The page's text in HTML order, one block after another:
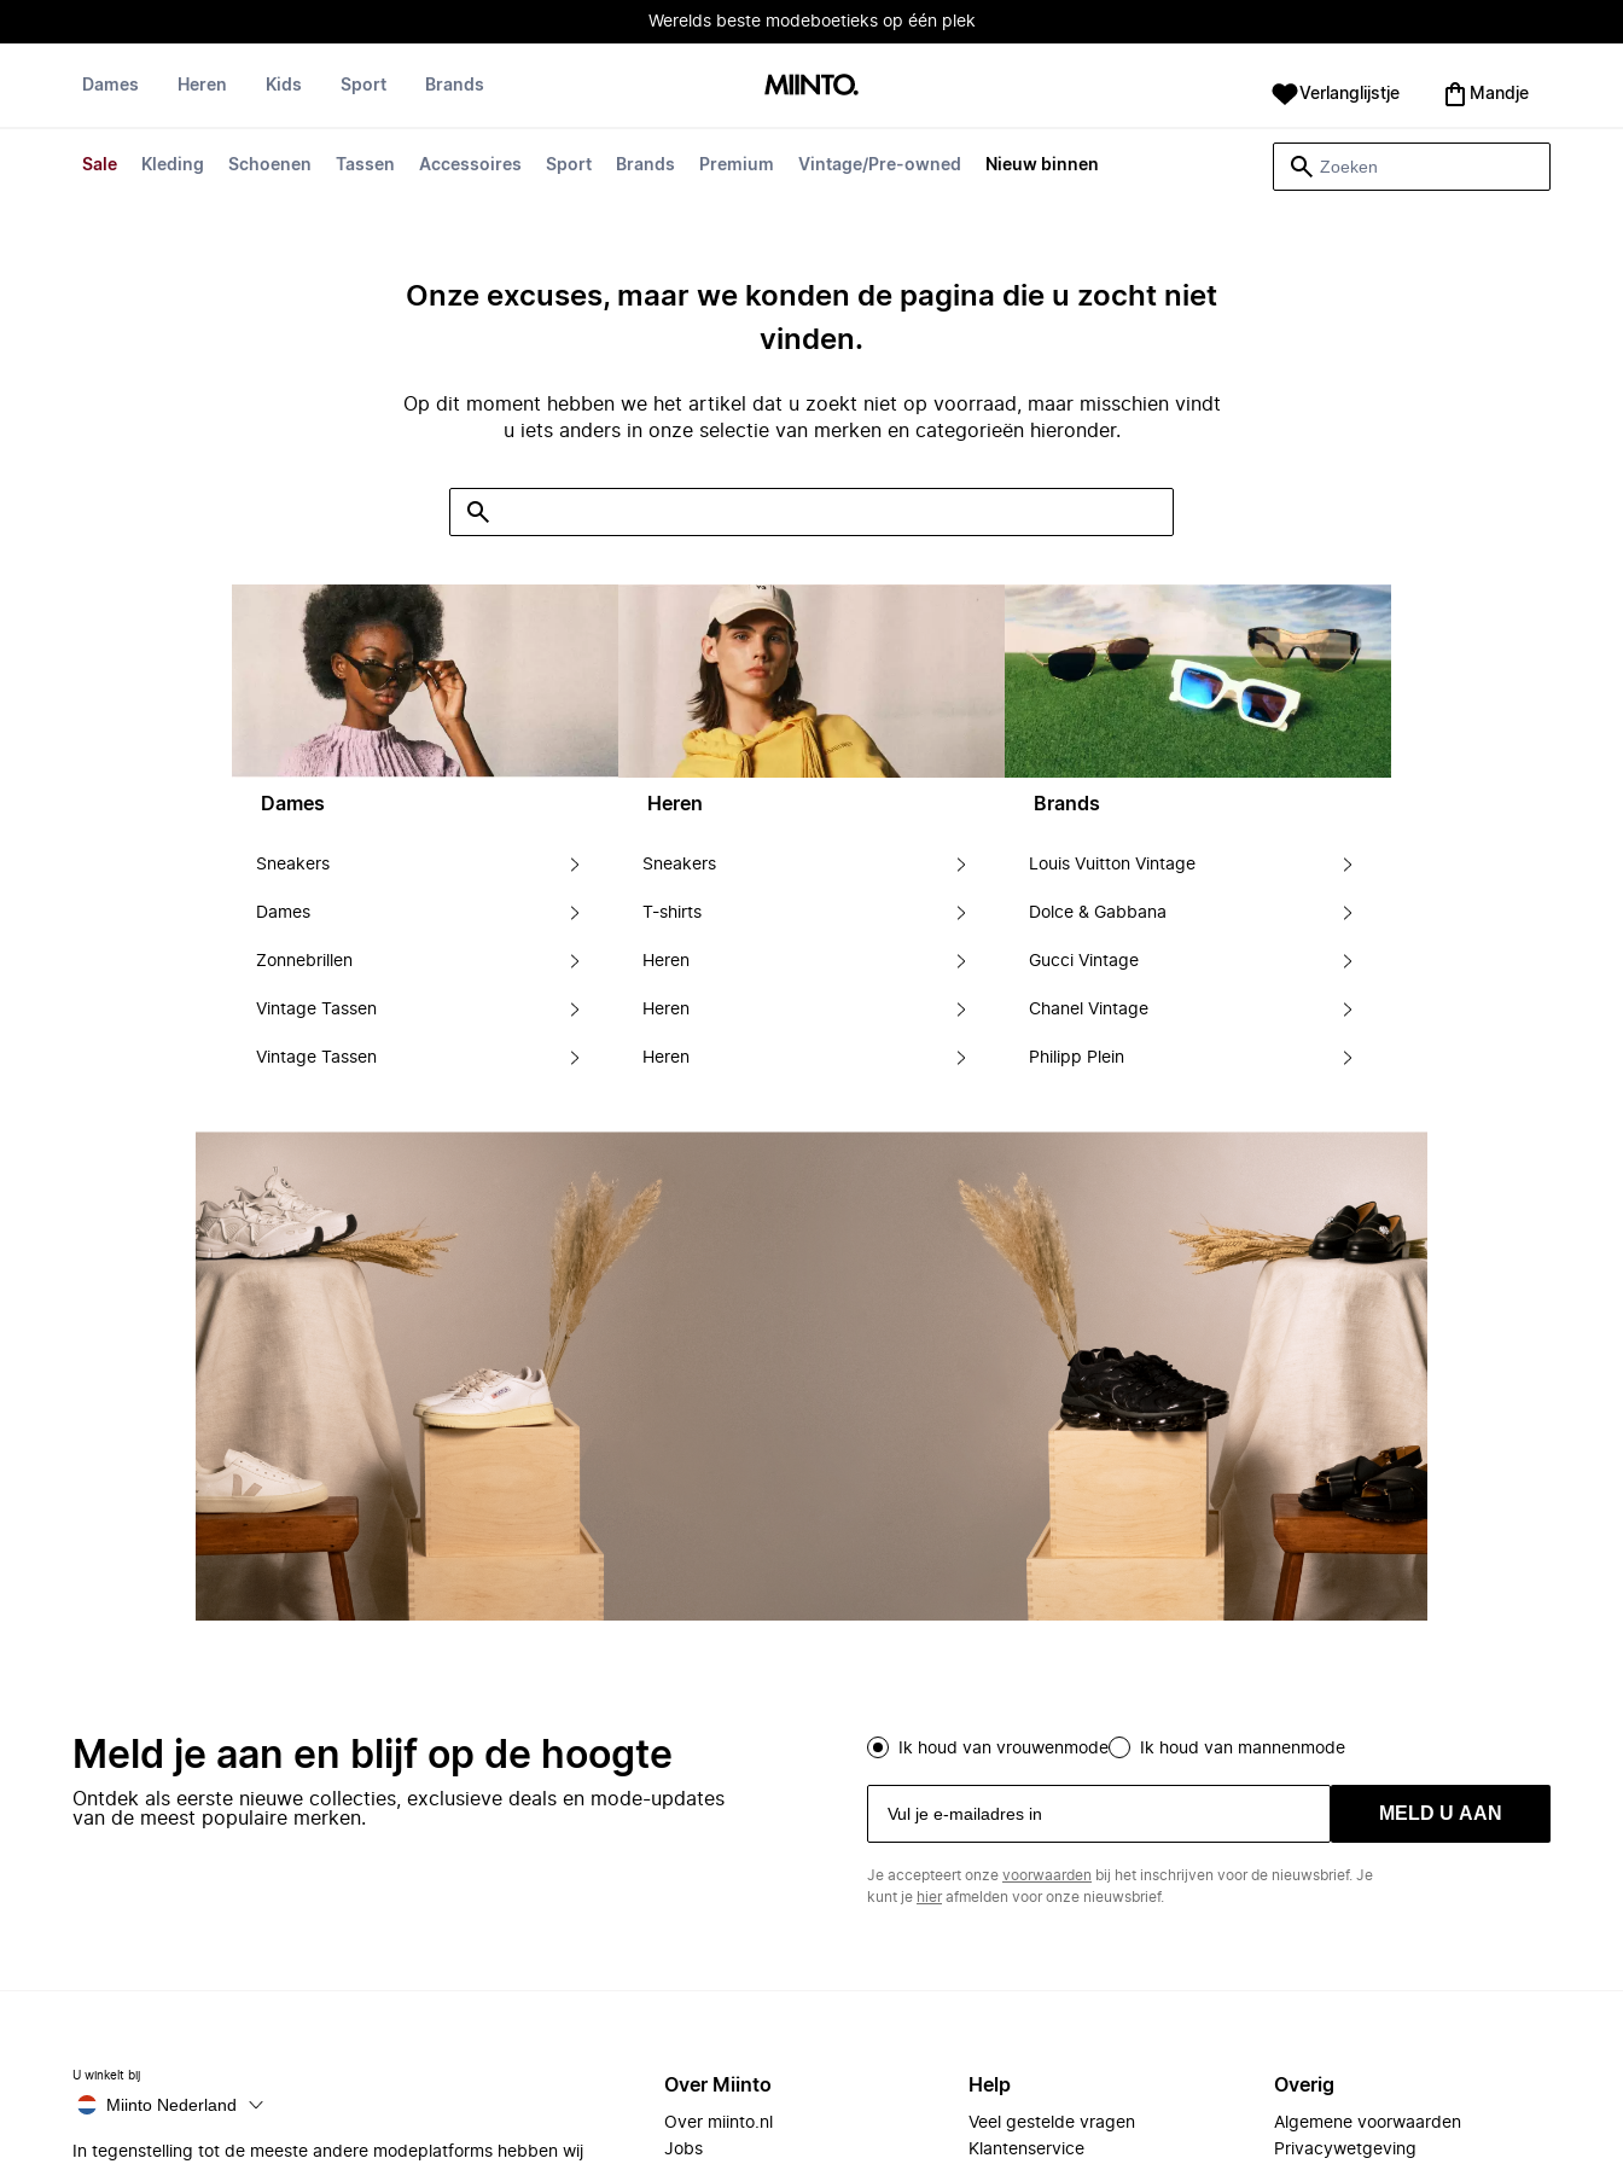
Werelds beste modeboetieks op één plek
Dames
Sale Kleding Schoenen Tassen Accessoires Sport Brands Premium Vintage/Pre-owned Nieuw binnen
Heren Kids Sport Brands Verlanglijstje Mandje
Onze excuses, maar we konden de pagina die u zocht niet
vinden.
Op dit moment hebben we het artikel dat u zoekt niet op voorraad, maar misschien vindt
u iets anders in onze selectie van merken en categorieën hieronder.
Dames
Sneakers
Dames
Zonnebrillen
Vintage Tassen
Vintage Tassen
Heren
Sneakers
T-shirts
Heren
Heren
Heren
Brands
Louis Vuitton Vintage
Dolce & Gabbana
Gucci Vintage
Chanel Vintage
Philipp Plein
Meld je aan en blijf op de hoogte
Ontdek als eerste nieuwe collecties, exclusieve deals en mode-updates
van de meest populaire merken.
Ik houd van vrouwenmode Ik houd van mannenmode
MELD U AAN
Je accepteert onze voorwaarden bij het inschrijven voor de nieuwsbrief. Je
kunt je hierafmelden voor onze nieuwsbrief.
U winkelt bij
Miinto Nederland
In tegenstelling tot de meeste andere modeplatforms hebben wij
Over Miinto
Over miinto.nl
Jobs
Help
Veel gestelde vragen
Klantenservice
Overig
Algemene voorwaarden
Privacywetgeving